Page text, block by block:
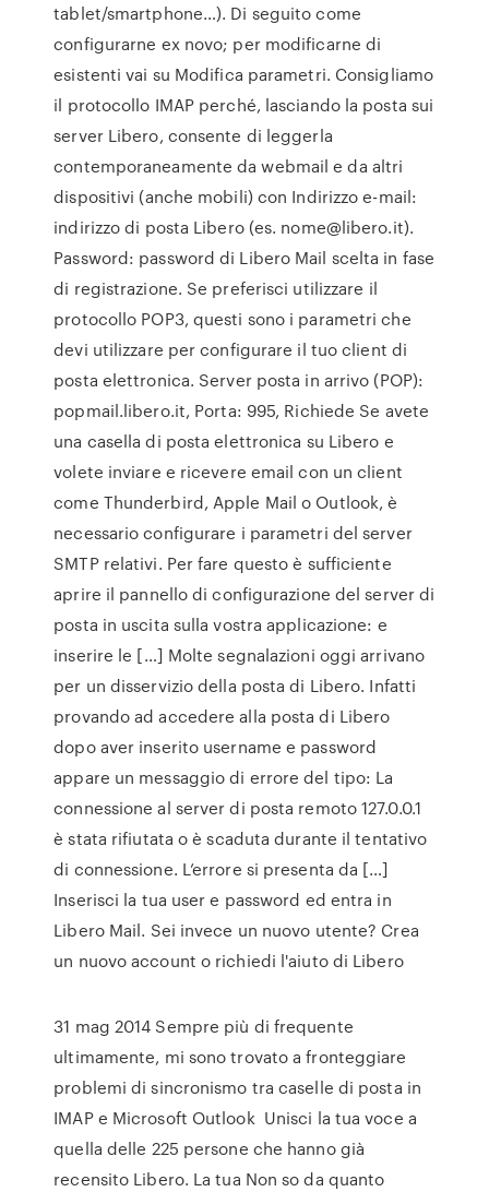
tablet/smartphone…). Di seguito come
configurarne ex novo; per modificarne di
esistenti vai su Modifica parametri. Consigliamo
il protocollo IMAP perché, lasciando la posta sui
server Libero, consente di leggerla
contemporaneamente da webmail e da altri
dispositivi (anche mobili) con Indirizzo e-mail:
indirizzo di posta Libero (es. nome@libero.it).
Password: password di Libero Mail scelta in fase
di registrazione. Se preferisci utilizzare il
protocollo POP3, questi sono i parametri che
devi utilizzare per configurare il tuo client di
posta elettronica. Server posta in arrivo (POP):
popmail.libero.it, Porta: 995, Richiede Se avete
una casella di posta elettronica su Libero e
volete inviare e ricevere email con un client
come Thunderbird, Apple Mail o Outlook, è
necessario configurare i parametri del server
SMTP relativi. Per fare questo è sufficiente
aprire il pannello di configurazione del server di
posta in uscita sulla vostra applicazione: e
inserire le […] Molte segnalazioni oggi arrivano
per un disservizio della posta di Libero. Infatti
provando ad accedere alla posta di Libero
dopo aver inserito username e password
appare un messaggio di errore del tipo: La
connessione al server di posta remoto 127.0.0.1
è stata rifiutata o è scaduta durante il tentativo
di connessione. L’errore si presenta da […]
Inserisci la tua user e password ed entra in
Libero Mail. Sei invece un nuovo utente? Crea
un nuovo account o richiedi l'aiuto di Libero
31 mag 2014 Sempre più di frequente
ultimamente, mi sono trovato a fronteggiare
problemi di sincronismo tra caselle di posta in
IMAP e Microsoft Outlook Unisci la tua voce a
quella delle 225 persone che hanno già
recensito Libero. La tua Non so da quanto